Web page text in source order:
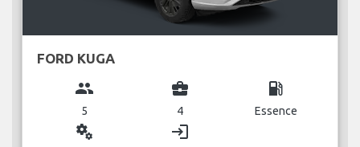
FORD KUGA
group
5
business_center
4
local_gas_station
Essence
miscellaneous_services login